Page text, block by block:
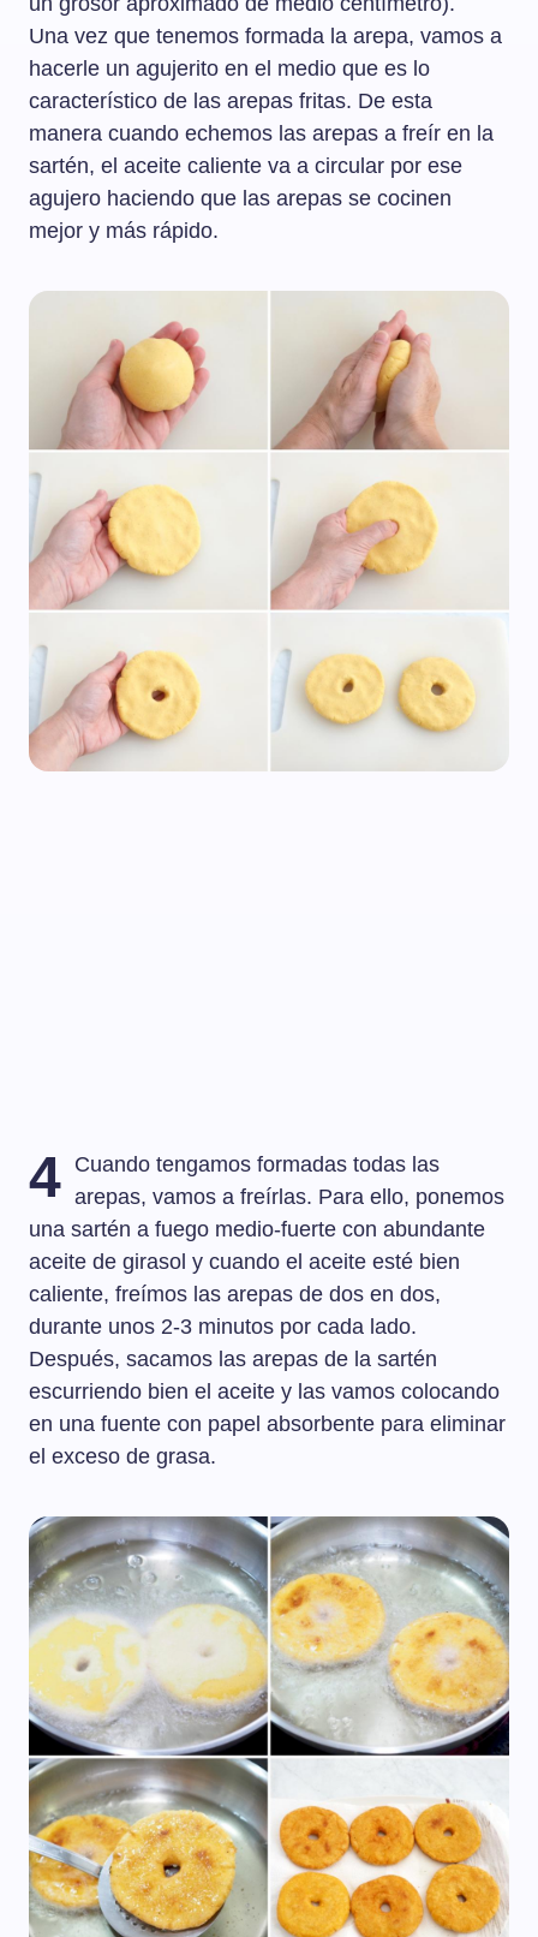
Una vez que tenemos formada la arepa, vamos a
hacerle un agujerito en el medio que es lo
característico de las arepas fritas. De esta
manera cuando echemos las arepas a freír en la
sartén, el aceite caliente va a circular por ese
agujero haciendo que las arepas se cocinen
mejor y más rápido.
4 Cuando tengamos formadas todas las
arepas, vamos a freírlas. Para ello, ponemos
una sartén a fuego medio-fuerte con abundante
aceite de girasol y cuando el aceite esté bien
caliente, freímos las arepas de dos en dos,
durante unos 2-3 minutos por cada lado.
Después, sacamos las arepas de la sartén
escurriendo bien el aceite y las vamos colocando
en una fuente con papel absorbente para eliminar
el exceso de grasa.